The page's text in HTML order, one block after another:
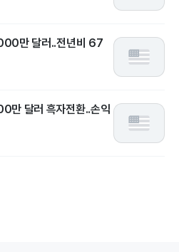
만 달러..전년비 67
만 달러 흑자전환..손익